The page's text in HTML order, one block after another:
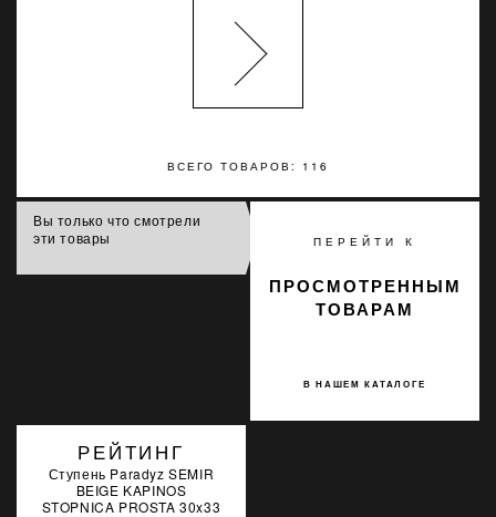
ВСЕГО ТОВАРОВ: 116
Вы только что смотрели
эти товары
ПЕРЕЙТИ К
В НАШЕМ КАТАЛОГЕ
ПРОСМОТРЕННЫМ
ТОВАРАМ
РЕЙТИНГ
Ступень Paradyz SEMIR
BEIGE KAPINOS
STOPNICA PROSTA 30x33